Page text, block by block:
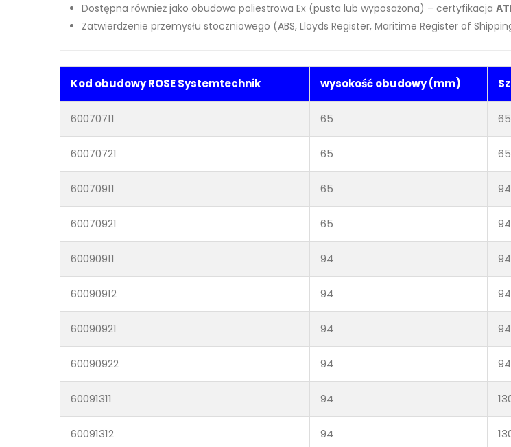
Dostępna również jako obudowa poliestrowa Ex (pusta lub wyposażona) – certyfikacja
Zatwierdzenie przemysłu stoczniowego (ABS, Lloyds Register, Maritime Register of
Kod obudowy ROSE Systemtechnik wysokość obudowy (mm)
60070711 65 65
60070721 65 65
60070911 65 94
60070921 65 94
60090911 94 94
60090912 94 94
60090921 94 94
60090922 94 94
60091311 94
60091312 94